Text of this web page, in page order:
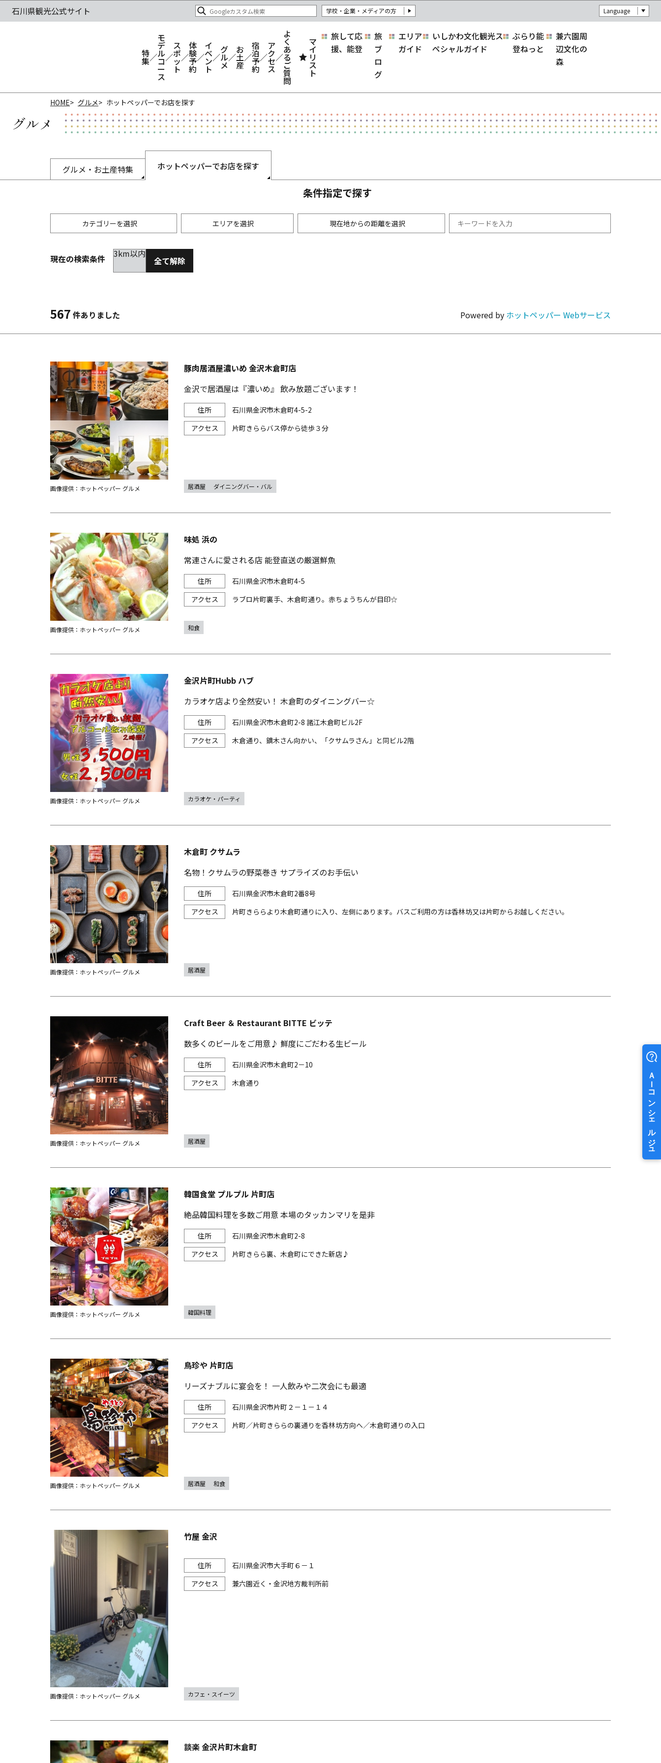
学校・企業・メディアの方 Language
特
集
モ
デ
ル
コ
ー
ス
ス
ポ
ッ
ト
体
験
予
約
イ
ベ
ン
ト
グ
ル
メ
お
土
産
宿
泊
予
約
ア
ク
セ
ス
よ
く
あ
る
ご
質
問
マ
イ
リ
ス
ト
旅して応
援、能登
旅
ブ
ロ
グ
エリア
ガイド
いしかわ文化観光ス
ペシャルガイド
ぶらり能
登ねっと
兼六園周
辺文化の
森
HOME グルメ ホットペッパーでお店を探す
グルメ
グルメ・お土産特集 ホットペッパーでお店を探す
条件指定で探す
カテゴリーを選択 エリアを選択 現在地からの距離を選択
居酒屋
韓国料理 カラオケ・パーティ
その他グルメ
金沢(片町･香林坊･にし茶屋周辺)
金沢市他・野々市・白山・内灘
未選択
現在の検索条件 3km以内
全て解除
567 件ありました Powered by ホットペッパー Webサービス
豚肉居酒屋濃いめ 金沢木倉町店
金沢で居酒屋は『濃いめ』 飲み放題ございます！
石川県金沢市木倉町4-5-2
片町きららバス停から徒歩３分
画像提供：ホットペッパー グルメ 居酒屋 ダイニングバー・バル
味処 浜の
常連さんに愛される店 能登直送の厳選鮮魚
石川県金沢市木倉町4-5
ラブロ片町裏手、木倉町通り。赤ちょうちんが目印☆
画像提供：ホットペッパー グルメ 和食
金沢片町Hubb ハブ
カラオケ店より全然安い！ 木倉町のダイニングバー☆
石川県金沢市木倉町2-8 諸江木倉町ビル2F
木倉通り、鏑木さん向かい、「クサムラさん」と同ビル2階
画像提供：ホットペッパー グルメ カラオケ・パーティ
木倉町 クサムラ
名物！クサムラの野菜巻き サプライズのお手伝い
石川県金沢市木倉町2番8号
片町きららより木倉町通りに入り、左側にあります。バスご利用の方は香林坊又は片町からお越しください。
画像提供：ホットペッパー グルメ 居酒屋
Craft Beer ＆ Restaurant BITTE ビッテ
数多くのビールをご用意♪ 鮮度にごだわる生ビール
石川県金沢市木倉町2－10
木倉通り
画像提供：ホットペッパー グルメ 居酒屋
韓国食堂 プルプル 片町店
絶品韓国料理を多数ご用意 本場のタッカンマリを是非
石川県金沢市木倉町2-8
片町きらら裏、木倉町にできた新店♪
画像提供：ホットペッパー グルメ 韓国料理
鳥珍や 片町店
リーズナブルに宴会を！ 一人飲みや二次会にも最適
石川県金沢市片町２－１－１４
片町／片町きららの裏通りを香林坊方向へ／木倉町通りの入口
画像提供：ホットペッパー グルメ 居酒屋 和食
竹屋 金沢
石川県金沢市大手町６－１
兼六園近く・金沢地方裁判所前
画像提供：ホットペッパー グルメ カフェ・スイーツ
談楽 金沢片町木倉町